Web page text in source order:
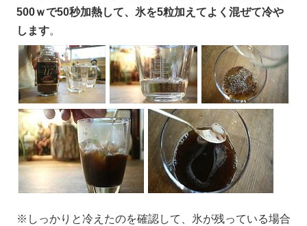
500ｗで50秒加熱して、氷を5粒加えてよく混ぜて冷や
します。
※しっかりと冷えたのを確認して、氷が残っている場合